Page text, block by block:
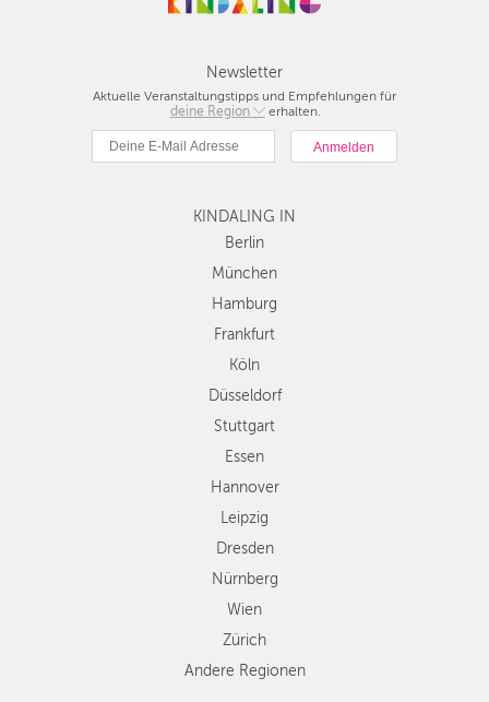
Newsletter
Aktuelle Veranstaltungstipps und Empfehlungen für
deine Region
Berlin
München
Hamburg
Köln
Düsseldorf
Stuttgart
Essen
Dresden
Nürnberg
Wien
Zürich
Andere
Regionen
erhalten.
KINDALING IN
Berlin
München
Hamburg
Frankfurt
Köln
Düsseldorf
Stuttgart
Essen
Hannover
Leipzig
Dresden
Nürnberg
Wien
Zürich
Andere Regionen